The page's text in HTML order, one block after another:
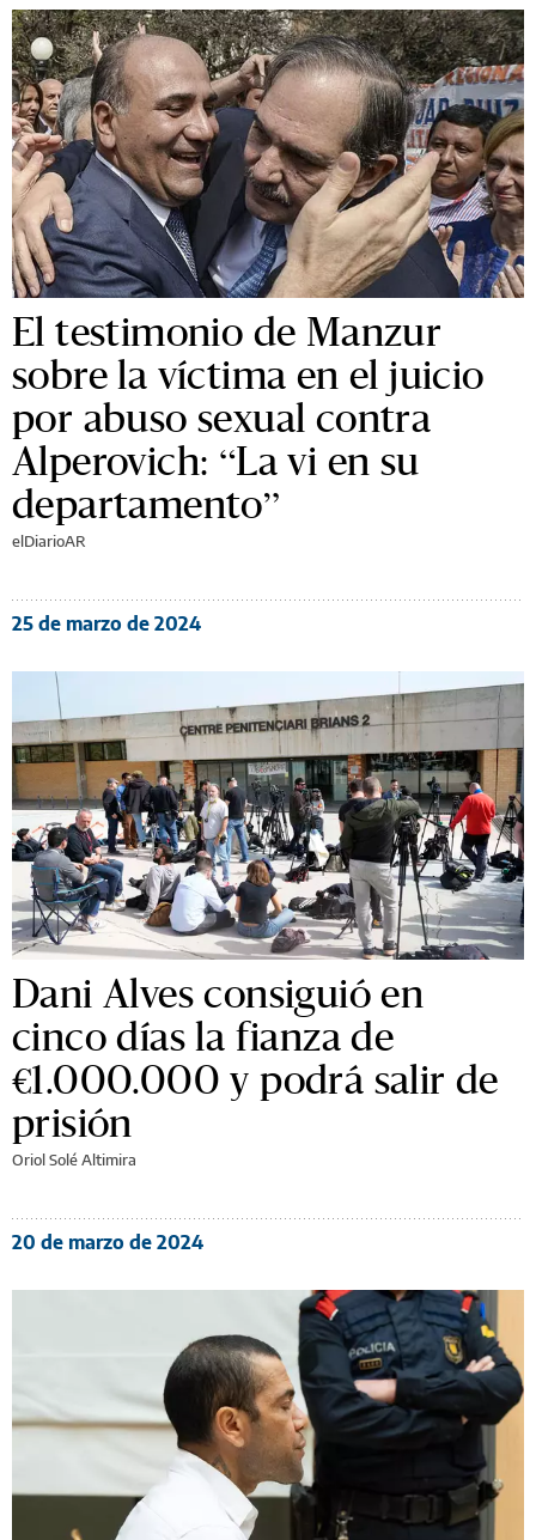
El testimonio de Manzur
sobre la víctima en el juicio
por abuso sexual contra
Alperovich: “La vi en su
departamento”
elDiarioAR
25 de marzo de 2024
Dani Alves consiguió en
cinco días la fianza de
€1.000.000 y podrá salir de
prisión
Oriol Solé Altimira
20 de marzo de 2024